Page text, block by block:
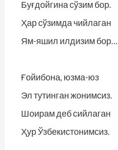
Буғдойгина сўзим бор.
Ҳар сўзимда чийлаган
Ям-яшил илдизим бор…
Ғойибона, юзма-юз
Эл тутинган жонимсиз.
Шоирам деб сийлаган
Ҳур Ўзбекистонимсиз.